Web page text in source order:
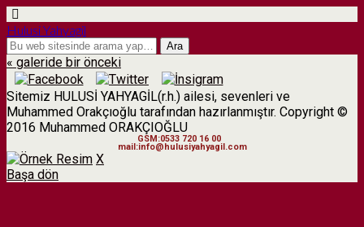
Hulusi Yahyagil
« galeride bir önceki
Sitemiz HULUSİ YAHYAGİL(r.h.) ailesi, sevenleri ve
Muhammed Orakçıoğlu tarafından hazırlanmıştır. Copyright ©
2016 Muhammed ORAKÇIOĞLU
GSM:0533 720 16 00
mail:info@hulusiyahyagil.com
X
Başa dön